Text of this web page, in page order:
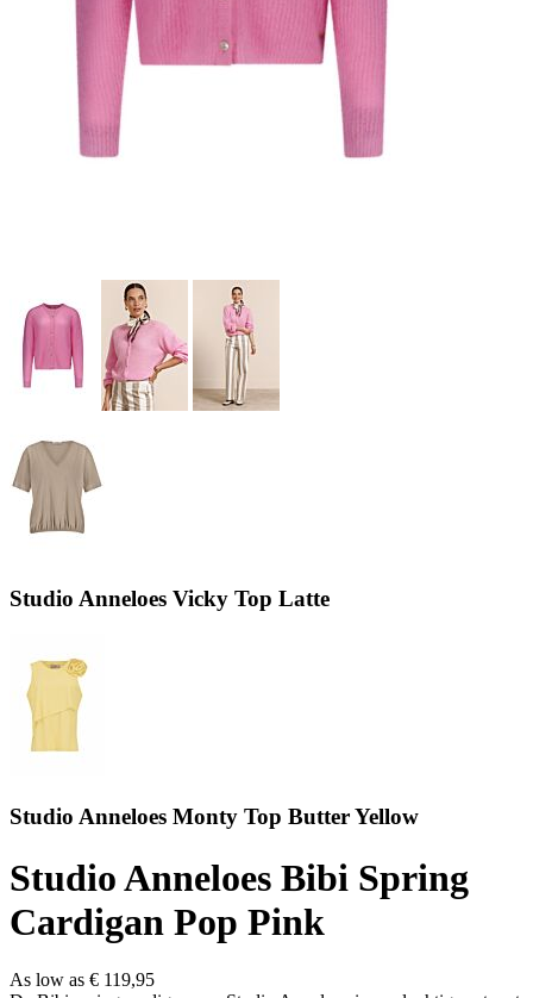
Studio Anneloes Vicky Top Latte
Studio Anneloes Monty Top Butter Yellow
Studio Anneloes Bibi Spring
Cardigan Pop Pink
As low as € 119,95